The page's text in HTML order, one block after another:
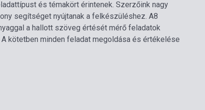
és témakört érintenek. Szerzőink nagy
segítséget nyújtanak a felkészüléshez. A8
a hallott szöveg értését mérő feladatok
kötetben minden feladat megoldása és értékelése